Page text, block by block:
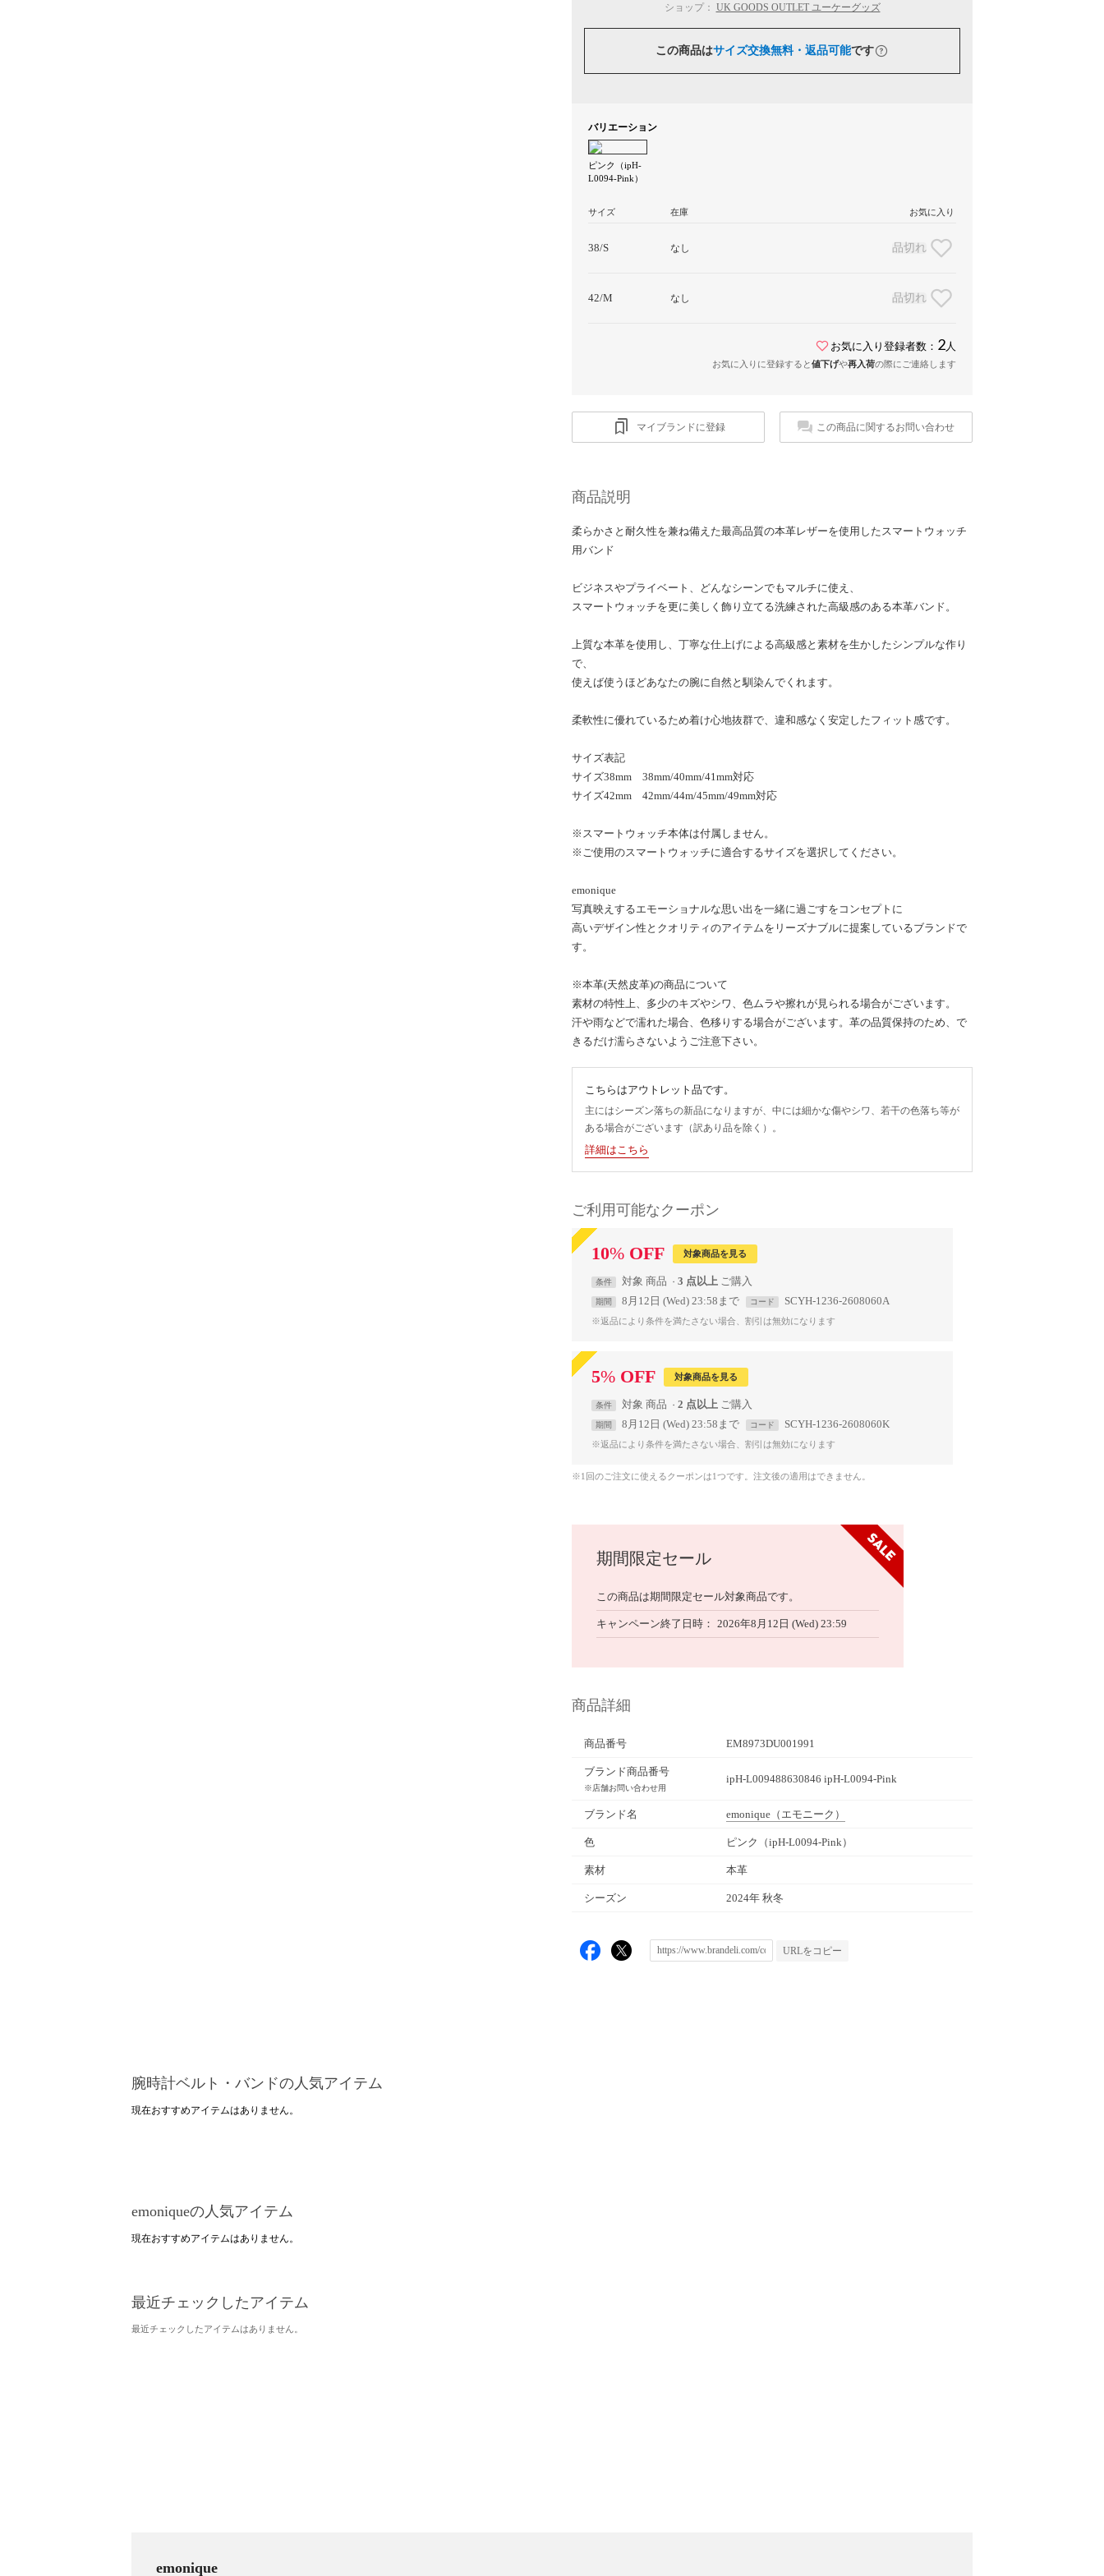
ショップ： UK GOODS OUTLET ユーケーグッズ
この商品はサイズ交換無料・返品可能です
バリエーション
ピンク（ipH-
L0094-Pink）
サイズ 在庫 お気に入り
38/S なし 品切れ
42/M なし 品切れ
お気に入り登録者数： 2 人
お気に入りに登録すると値下げや再入荷の際にご連絡します
マイブランドに登録 この商品に関するお問い合わせ
商品説明
柔らかさと耐久性を兼ね備えた最高品質の本革レザーを使用したスマートウォッチ
用バンド
ビジネスやプライベート、どんなシーンでもマルチに使え、
スマートウォッチを更に美しく飾り立てる洗練された高級感のある本革バンド。
上質な本革を使用し、丁寧な仕上げによる高級感と素材を生かしたシンプルな作り
で、
使えば使うほどあなたの腕に自然と馴染んでくれます。
柔軟性に優れているため着け心地抜群で、違和感なく安定したフィット感です。
サイズ表記
サイズ38mm 38mm/40mm/41mm対応
サイズ42mm 42mm/44m/45mm/49mm対応
※スマートウォッチ本体は付属しません。
※ご使用のスマートウォッチに適合するサイズを選択してください。
emonique
写真映えするエモーショナルな思い出を一緒に過ごすをコンセプトに
高いデザイン性とクオリティのアイテムをリーズナブルに提案しているブランドで
す。
※本革(天然皮革)の商品について
素材の特性上、多少のキズやシワ、色ムラや擦れが見られる場合がございます。
汗や雨などで濡れた場合、色移りする場合がございます。革の品質保持のため、で
きるだけ濡らさないようご注意下さい。
こちらはアウトレット品です。
主にはシーズン落ちの新品になりますが、中には細かな傷やシワ、若干の色落ち等が
ある場合がございます（訳あり品を除く）。
詳細はこちら
ご利用可能なクーポン
10% OFF 対象商品を見る
条件 対象 商品 3 点以上
期間 8月12日 (Wed) 23:58まで コード SCYH-1236-2608060A
※返品により条件を満たさない場合、割引は無効になります
5% OFF 対象商品を見る
条件 対象 商品 2 点以上
期間 8月12日 (Wed) 23:58まで コード SCYH-1236-2608060K
※返品により条件を満たさない場合、割引は無効になります
※1回のご注文に使えるクーポンは1つです。注文後の適用はできません。
期間限定セール
この商品は期間限定セール対象商品です。
キャンペーン終了日時 2026年8月12日 (Wed) 23:59
商品詳細
商品番号 EM8973DU001991
ブランド商品番号
※店舗お問い合わせ用
ipH-L009488630846 ipH-L0094-Pink
ブランド名 emonique （エモニーク）
色 ピンク（ipH-L0094-Pink）
素材 本革
シーズン 2024年 秋冬
URLをコピー
腕時計ベルト・バンドの人気アイテム
現在おすすめアイテムはありません。
emoniqueの人気アイテム
現在おすすめアイテムはありません。
最近チェックしたアイテム
最近チェックしたアイテムはありません。
emonique